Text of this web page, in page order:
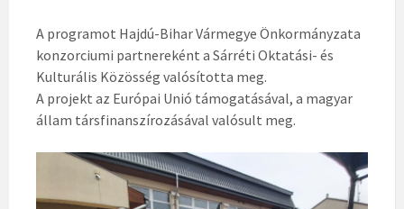
A programot Hajdú-Bihar Vármegye Önkormányzata
konzorciumi partnereként a Sárréti Oktatási- és
Kulturális Közösség valósította meg.
A projekt az Európai Unió támogatásával, a magyar
állam társfinanszírozásával valósult meg.